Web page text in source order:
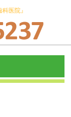
医院』